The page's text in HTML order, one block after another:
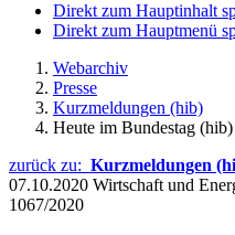
Direkt zum Hauptinhalt
Direkt zum Hauptmenü
Webarchiv
Presse
Kurzmeldungen (hib)
Heute im Bundestag (hib)
zurück zu: Kurzmeldungen
07.10.2020 Wirtschaft und
1067/2020